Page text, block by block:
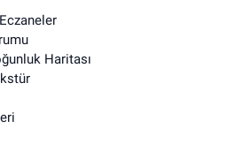
Haritası